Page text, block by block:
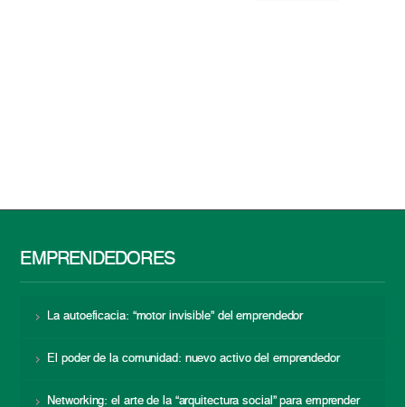
EMPRENDEDORES
La autoeficacia: “motor invisible” del emprendedor
El poder de la comunidad: nuevo activo del emprendedor
Networking: el arte de la “arquitectura social” para emprender